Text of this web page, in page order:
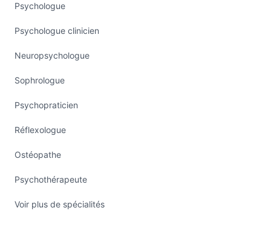
Psychologue
Psychologue clinicien
Neuropsychologue
Sophrologue
Psychopraticien
Réflexologue
Ostéopathe
Psychothérapeute
Voir plus de spécialités